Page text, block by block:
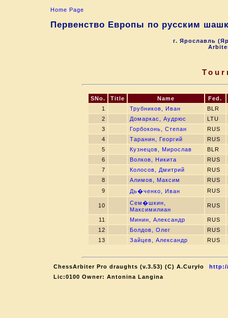
Home Page
Первенство Европы по русским
г. Ярославль
SNo. Title Name
Fed.
1
Трубников, Иван
BLR
2
Домаркас, Аудрюс
LTU
3
Горбоконь, Степан
RUS
4
Таранин, Георгий
RUS
5
Кузнецов, Мирослав
BLR
6
Волков, Никита
RUS
7
Колосов, Дмитрий
RUS
8
Алимов, Максим
RUS
9
Дь�ченко, Иван RUS
10
Сем�шкин,
Максимилиан
RUS
11 Минин, Александр
RUS
12
Болдов, Олег
RUS
13
Зайцев, Александр RUS
ChessArbiter Pro draughts (v.3.53) (C) A.Curyło
Lic:0100 Owner: Antonina Langina